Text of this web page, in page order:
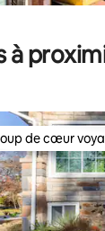
à
de cœur
de cœur